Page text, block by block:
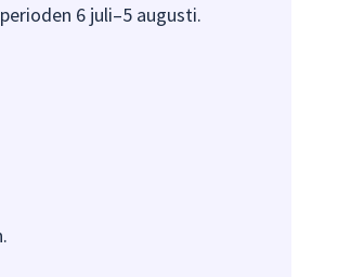
6 juli–5 augusti.